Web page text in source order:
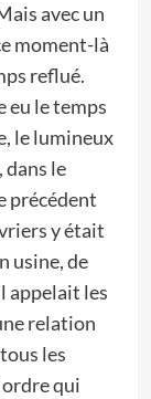
avec un
moment-là
reflué.
eu le temps
le lumineux
le
précédent
y était
usine, de
appelait les
relation
les
qui